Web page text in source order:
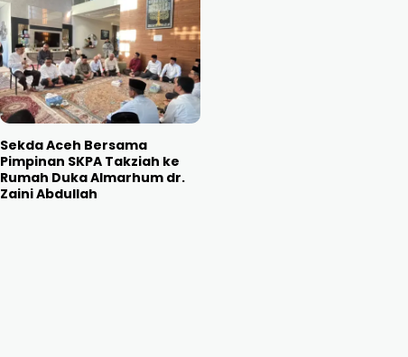
Sekda Aceh Bersama
Pimpinan SKPA Takziah ke
Rumah Duka Almarhum dr.
Zaini Abdullah